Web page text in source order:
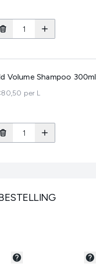
Volume Shampoo 300ml
per L